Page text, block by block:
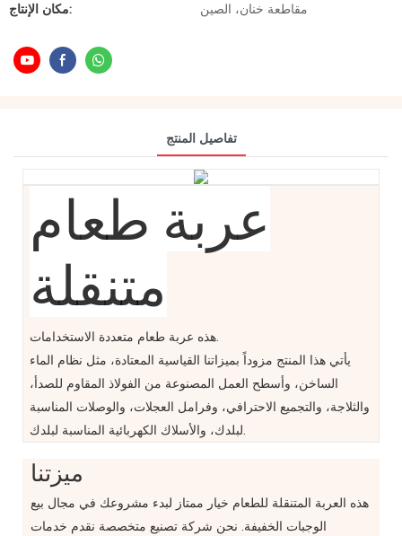
مكان الإنتاج:
مقاطعة خنان، الصين
تفاصيل المنتج
عربة طعام
متنقلة
هذه عربة طعام متعددة الاستخدامات.
يأتي هذا المنتج مزوداً بميزاتنا القياسية المعتادة، مثل نظام الماء
الساخن، وأسطح العمل المصنوعة من الفولاذ المقاوم للصدأ،
والثلاجة، والتجميع الاحترافي، وفرامل العجلات، والوصلات المناسبة
لبلدك، والأسلاك الكهربائية المناسبة لبلدك.
ميزتنا
هذه العربة المتنقلة للطعام خيار ممتاز لبدء مشروعك في مجال بيع
الوجبات الخفيفة. نحن شركة تصنيع متخصصة نقدم خدمات